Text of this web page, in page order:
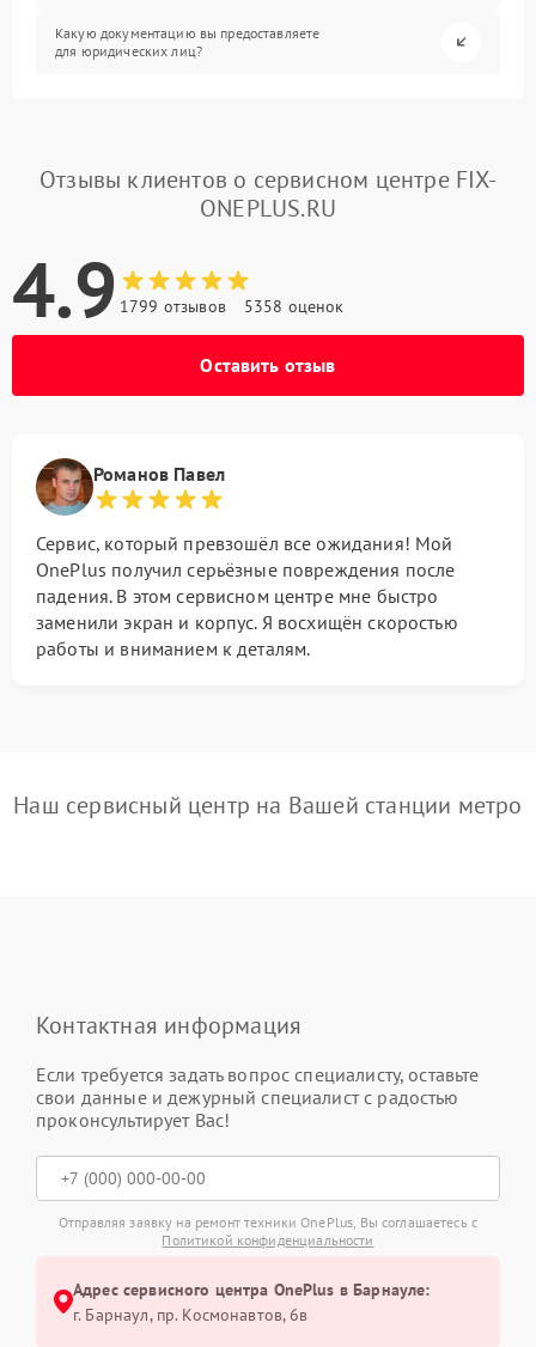
Какую документацию вы предоставляете
для юридических лиц?
Отзывы клиентов о сервисном центре FIX-
ONEPLUS.RU
4.9 1799 отзывов 5358 оценок
Оставить отзыв
Романов Павел
Сервис, который превзошёл все ожидания! Мой
OnePlus получил серьёзные повреждения после
падения. В этом сервисном центре мне быстро
заменили экран и корпус. Я восхищён скоростью
работы и вниманием к деталям.
Наш сервисный центр на Вашей станции метро
Контактная информация
Если требуется задать вопрос специалисту, оставьте
свои данные и дежурный специалист с радостью
проконсультирует Вас!
Отправляя заявку на ремонт техники OnePlus, Вы соглашаетесь с
Политикой конфиденциальности
Адрес сервисного центра OnePlus в Барнауле:
г. Барнаул, ​пр. Космонавтов, 6в